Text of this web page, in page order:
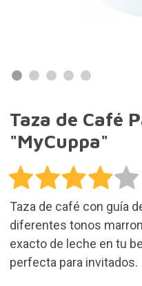
Taza de Café
"MyCuppa"
Taza de café con guía
diferentes tonos
exacto de leche en tu
perfecta para invitados.